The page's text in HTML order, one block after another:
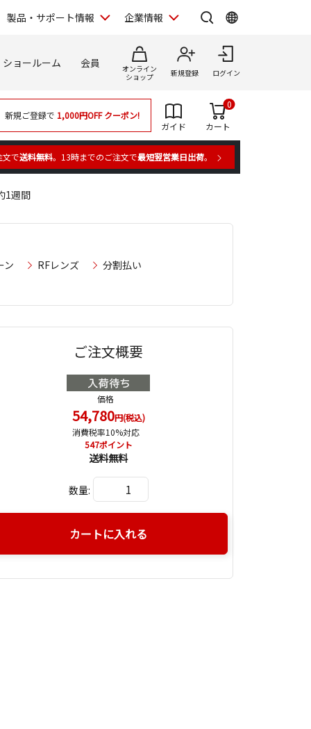
製品・サポート情報 企業情報
ショールーム 会員
オンライン
ショップ
新規登録 ログイン
新規ご登録で 1,000円OFFクーポン!
ガイド
カート
0
で送料無料。13時までのご注文で最短翌営業日出荷。
1週間
ン RFレンズ 分割払い
ご注文概要
価格
54,780円(税込)
消費税率10%対応
547ポイント
送料無料
数量:
カートに入れる